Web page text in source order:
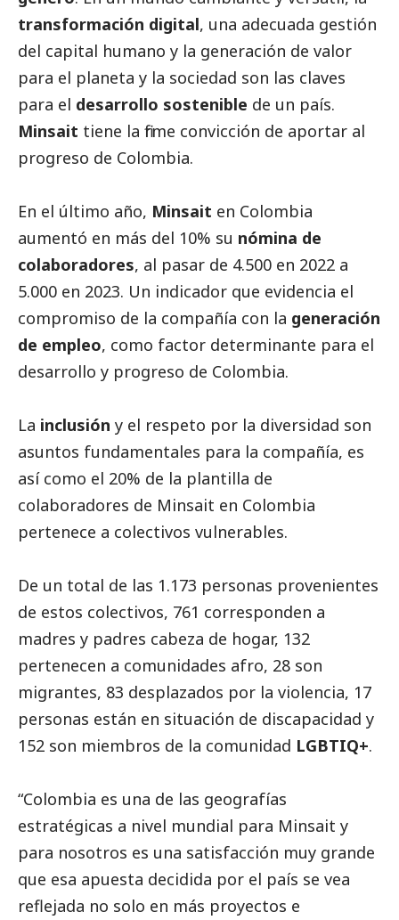
transformación digital, una adecuada gestión
del capital humano y la generación de valor
para el planeta y la sociedad son las claves
para el desarrollo sostenible de un país.
Minsait tiene la firme convicción de aportar al
progreso de Colombia.
En el último año, Minsait en Colombia
aumentó en más del 10% su nómina de
colaboradores, al pasar de 4.500 en 2022 a
5.000 en 2023. Un indicador que evidencia el
compromiso de la compañía con la generación
de empleo, como factor determinante para el
desarrollo y progreso de Colombia.
La inclusión y el respeto por la diversidad son
asuntos fundamentales para la compañía, es
así como el 20% de la plantilla de
colaboradores de Minsait en Colombia
pertenece a colectivos vulnerables.
De un total de las 1.173 personas provenientes
de estos colectivos, 761 corresponden a
madres y padres cabeza de hogar, 132
pertenecen a comunidades afro, 28 son
migrantes, 83 desplazados por la violencia, 17
personas están en situación de discapacidad y
152 son miembros de la comunidad LGBTIQ+.
“Colombia es una de las geografías
estratégicas a nivel mundial para Minsait y
para nosotros es una satisfacción muy grande
que esa apuesta decidida por el país se vea
reflejada no solo en más proyectos e